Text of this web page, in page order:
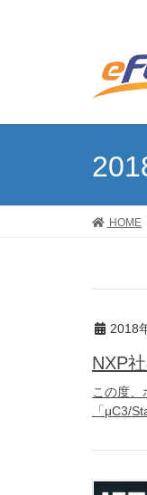
HOME
2018
NXP
この度
「μC3/